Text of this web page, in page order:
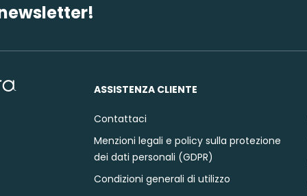
ASSISTENZA CLIENTE
Contattaci
Menzioni legali e policy sulla protezione
dei dati personali (GDPR)
Condizioni generali di utilizzo